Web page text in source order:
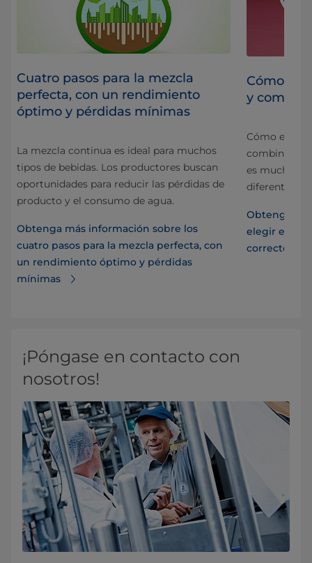
Cuatro pasos para la mezcla
perfecta, con un rendimiento
óptimo y pérdidas mínimas
La mezcla continua es ideal para muchos
tipos de bebidas. Los productores buscan
oportunidades para reducir las pérdidas de
producto y el consumo de agua.
Obtenga más información sobre los
cuatro pasos para la mezcla perfecta, con
un rendimiento óptimo y pérdidas
mínimas
Cómo
y
Cómo elegir
es mucho
diferentes
Obtenga
elegir el
correcto
¡Póngase en contacto con
nosotros!